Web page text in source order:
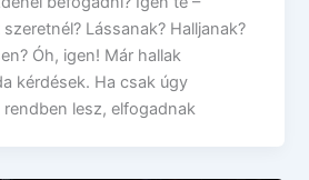
Lássanak? Halljanak?
Óh, igen! Már hallak
kérdések. Ha csak úgy
lesz, elfogadnak